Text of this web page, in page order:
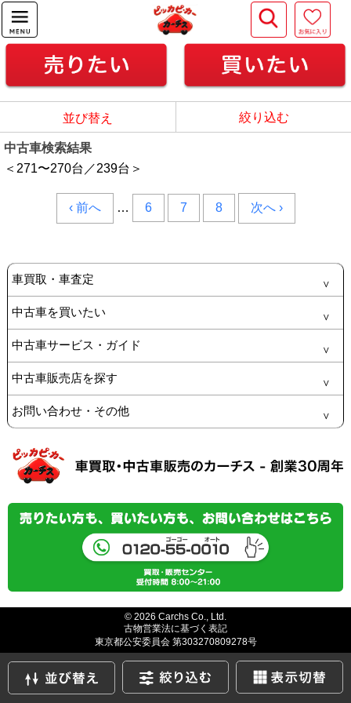
並び替え 絞り込む
中古車検索結果
＜271〜270台／239台＞
‹ 前へ … 6 7 8 次へ ›
車買取・車査定
中古車を買いたい
中古車サービス・ガイド
中古車販売店を探す
お問い合わせ・その他
© 2026 Carchs Co., Ltd.
古物営業法に基づく表記
東京都公安委員会 第303270809278号